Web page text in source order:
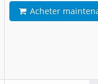
Acheter